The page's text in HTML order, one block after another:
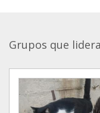
Grupos que lidera